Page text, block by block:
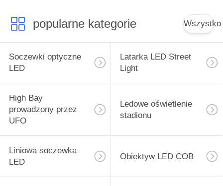
popularne kategorie Wszystko
Soczewki optyczne
LED
Latarka LED Street
Light
High Bay
prowadzony przez
UFO
Ledowe oświetlenie
stadionu
Liniowa soczewka
LED
Obiektyw LED COB